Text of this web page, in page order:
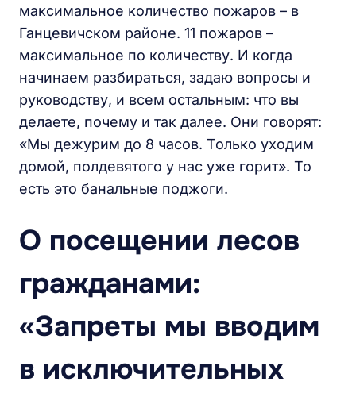
максимальное количество пожаров – в
Ганцевичском районе. 11 пожаров –
максимальное по количеству. И когда
начинаем разбираться, задаю вопросы и
руководству, и всем остальным: что вы
делаете, почему и так далее. Они говорят:
«Мы дежурим до 8 часов. Только уходим
домой, полдевятого у нас уже горит». То
есть это банальные поджоги.
О посещении лесов
гражданами:
«Запреты мы вводим
в исключительных